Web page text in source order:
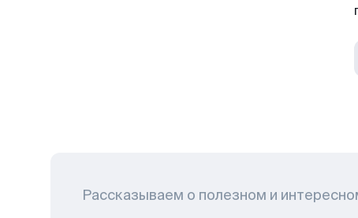
Рассказываем о полезном и